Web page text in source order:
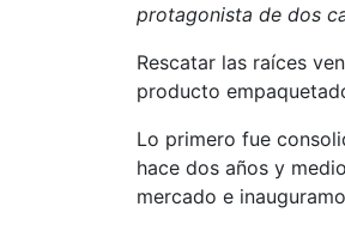
protagonista de dos
Rescatar las raíces
producto
Lo primero fue
hace dos años y
mercado e